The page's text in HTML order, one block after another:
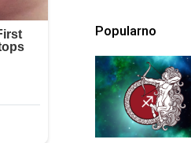
Popularno